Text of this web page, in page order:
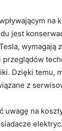
na
jest
wymagają⁢
przeglądów⁤
Dzięki temu,
z
uwagę na